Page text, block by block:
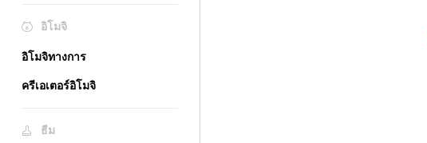
อิโมจิ
อิโมจิทางการ
ครีเอเตอร์อิโมจิ
ธีม